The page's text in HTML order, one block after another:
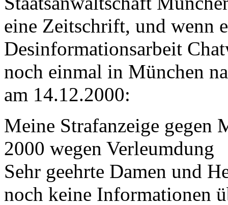
eine Zeitschrift, und wenn
Desinformationsarbeit
noch einmal in München
am 14.12.2000:
Meine Strafanzeige gegen
2000 wegen Verleumdung
Sehr geehrte Damen und
noch keine Informationen